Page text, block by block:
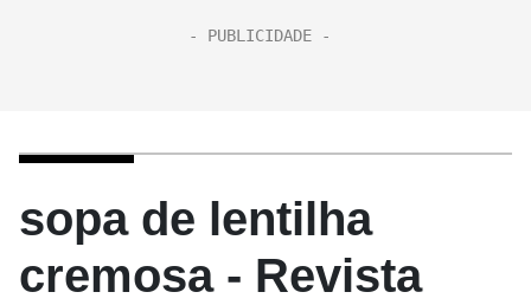
sopa de lentilha
cremosa - Revista